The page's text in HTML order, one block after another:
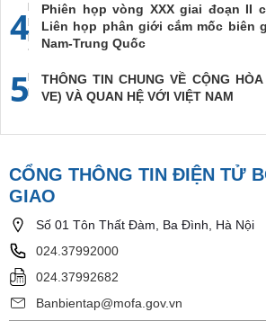
4
Phiên họp vòng XXX giai đoạn II
Liên họp phân giới cắm mốc biên
Nam-Trung Quốc
5
THÔNG TIN CHUNG VỀ CỘNG
VE) VÀ QUAN HỆ VỚI VIỆT NAM
CỔNG THÔNG TIN ĐIỆN TỬ
GIAO
Số 01 Tôn Thất Đàm, Ba Đình, Hà Nội
024.37992000
024.37992682
Banbientap@mofa.gov.vn